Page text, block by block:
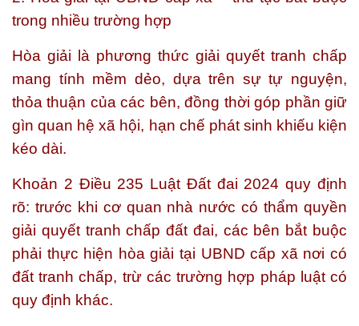
trong nhiều trường hợp
Hòa giải là phương thức giải quyết tranh chấp
mang tính mềm dẻo, dựa trên sự tự nguyện,
thỏa thuận của các bên, đồng thời góp phần giữ
gìn quan hệ xã hội, hạn chế phát sinh khiếu kiện
kéo dài.
Khoản 2 Điều 235 Luật Đất đai 2024 quy định
rõ: trước khi cơ quan nhà nước có thẩm quyền
giải quyết tranh chấp đất đai, các bên bắt buộc
phải thực hiện hòa giải tại UBND cấp xã nơi có
đất tranh chấp, trừ các trường hợp pháp luật có
quy định khác.